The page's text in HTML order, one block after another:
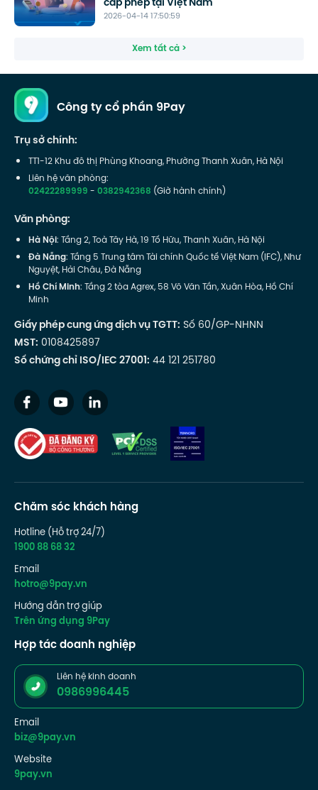
2026-04-14 17:50:59
Xem tất cả >
Công ty cổ phần 9Pay
Trụ sở chính:
TT1-12 Khu đô thị Phùng Khoang, Phường Thanh Xuân, Hà Nội
Liên hệ văn phòng:
02422289999-0382942368 (Giờ hành chính)
Văn phòng:
Hà Nội: Tầng 2, Toà Tây Hà, 19 Tố Hữu, Thanh Xuân, Hà Nội
Đà Nẵng: Tầng 5 Trung tâm Tài chính Quốc tế Việt Nam (IFC), Như
Nguyệt, Hải Châu, Đà Nẵng
Hồ Chí Minh: Tầng 2 tòa Agrex, 58 Võ Văn Tần, Xuân Hòa, Hồ Chí
Minh
Giấy phép cung ứng dịch vụ TGTT: Số 60/GP-NHNN
MST: 0108425897
Số chứng chỉ ISO/IEC 27001: 44 121 251780
Chăm sóc khách hàng
Hotline (Hỗ trợ 24/7)
1900 88 68 32
Email
hotro@9pay.vn
Hướng dẫn trợ giúp
Trên ứng dụng 9Pay
Hợp tác doanh nghiệp
Liên hệ kinh doanh
0986996445
Email
biz@9pay.vn
Website
9pay.vn